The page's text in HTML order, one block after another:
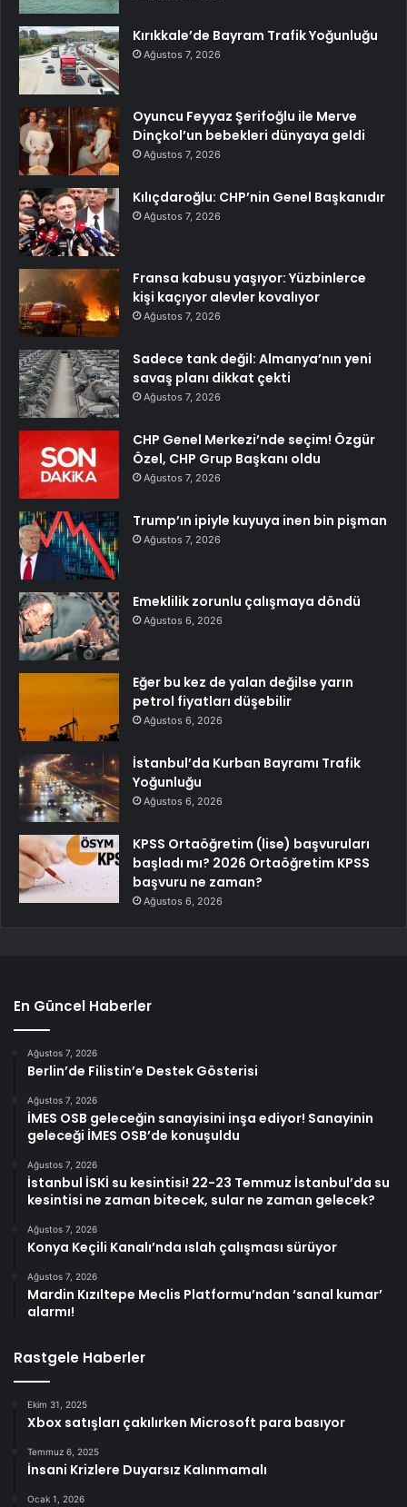
Kırıkkale’de Bayram Trafik Yoğunluğu
Ağustos 7, 2026
Oyuncu Feyyaz Şerifoğlu ile Merve
Dinçkol’un bebekleri dünyaya geldi
Ağustos 7, 2026
Kılıçdaroğlu: CHP’nin Genel Başkanıdır
Ağustos 7, 2026
Fransa kabusu yaşıyor: Yüzbinlerce
kişi kaçıyor alevler kovalıyor
Ağustos 7, 2026
Sadece tank değil: Almanya’nın yeni
savaş planı dikkat çekti
Ağustos 7, 2026
CHP Genel Merkezi’nde seçim! Özgür
Özel, CHP Grup Başkanı oldu
Ağustos 7, 2026
Trump’ın ipiyle kuyuya inen bin pişman
Ağustos 7, 2026
Emeklilik zorunlu çalışmaya döndü
Ağustos 6, 2026
Eğer bu kez de yalan değilse yarın
petrol fiyatları düşebilir
Ağustos 6, 2026
İstanbul’da Kurban Bayramı Trafik
Yoğunluğu
Ağustos 6, 2026
KPSS Ortaöğretim (lise) başvuruları
başladı mı? 2026 Ortaöğretim KPSS
başvuru ne zaman?
Ağustos 6, 2026
En Güncel Haberler
Ağustos 7, 2026
Berlin’de Filistin’e Destek Gösterisi
Ağustos 7, 2026
İMES OSB geleceğin sanayisini inşa ediyor! Sanayinin
geleceği İMES OSB’de konuşuldu
Ağustos 7, 2026
İstanbul İSKİ su kesintisi! 22-23 Temmuz İstanbul’da su
kesintisi ne zaman bitecek, sular ne zaman gelecek?
Ağustos 7, 2026
Konya Keçili Kanalı’nda ıslah çalışması sürüyor
Ağustos 7, 2026
Mardin Kızıltepe Meclis Platformu’ndan ‘sanal kumar’
alarmı!
Rastgele Haberler
Ekim 31, 2025
Xbox satışları çakılırken Microsoft para basıyor
Temmuz 6, 2025
İnsani Krizlere Duyarsız Kalınmamalı
Ocak 1, 2026